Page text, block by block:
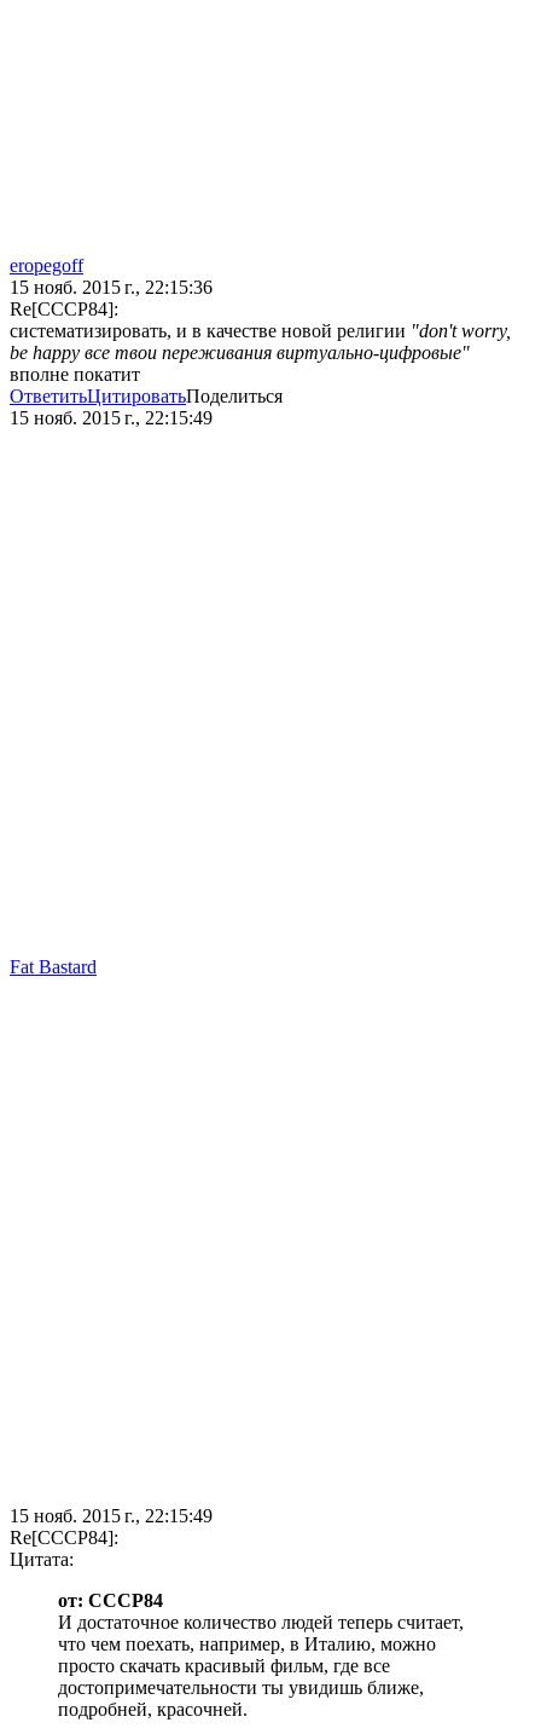
eropegoff
15 нояб. 2015 г., 22:15:36
Re[CCCP84]:
систематизировать, и в качестве новой религии "don't worry,
be happy все твои переживания виртуально-цифровые"
вполне покатит
ОтветитьЦитироватьПоделиться
15 нояб. 2015 г., 22:15:49
Fat Bastard
15 нояб. 2015 г., 22:15:49
Re[CCCP84]:
Цитата:
от: CCCP84
И достаточное количество людей теперь считает,
что чем поехать, например, в Италию, можно
просто скачать красивый фильм, где все
достопримечательности ты увидишь ближе,
подробней, красочней.